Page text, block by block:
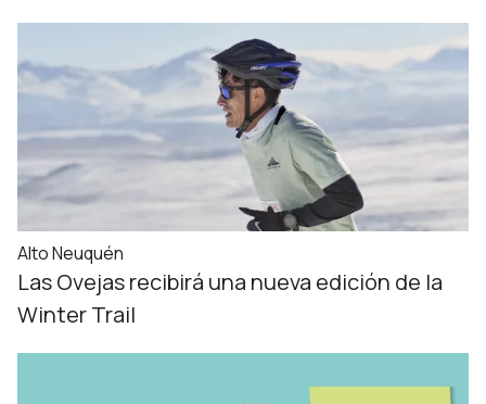
Alto Neuquén
Las Ovejas recibirá una nueva edición de la
Winter Trail